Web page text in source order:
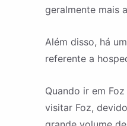
geralmente mais
Além disso, há
referente a
Quando ir em
visitar Foz,